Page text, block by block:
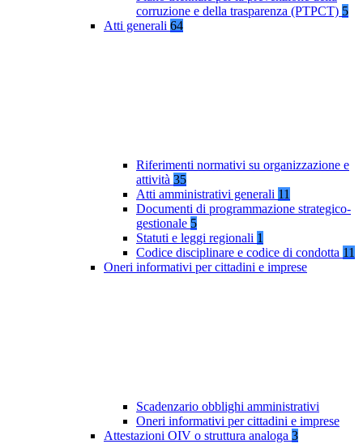
corruzione e della trasparenza (PTPCT) 5
Atti generali 64
Riferimenti normativi su organizzazione e
attività 35
Atti amministrativi generali 11
Documenti di programmazione strategico-
gestionale 5
Statuti e leggi regionali 1
Codice disciplinare e codice di condotta 11
Oneri informativi per cittadini e imprese
Scadenzario obblighi amministrativi
Oneri informativi per cittadini e imprese
Attestazioni OIV o struttura analoga 3